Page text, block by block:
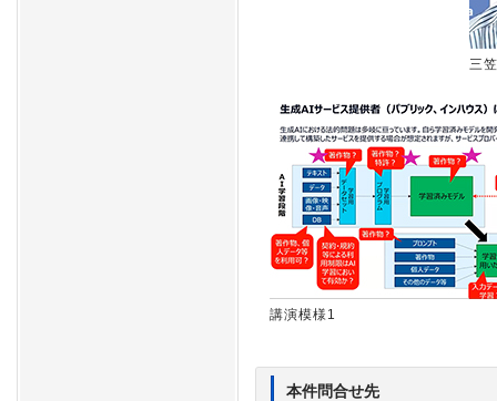
三
講演模様1
本件問合せ先